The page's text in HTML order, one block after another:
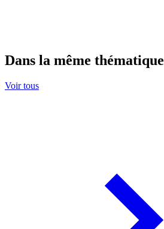
Dans la même thématique
Voir tous